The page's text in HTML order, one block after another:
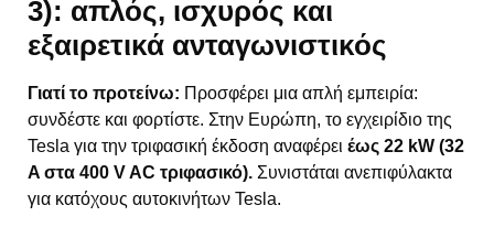
3): απλός, ισχυρός και
εξαιρετικά ανταγωνιστικός
Γιατί το προτείνω: Προσφέρει μια απλή εμπειρία:
συνδέστε και φορτίστε. Στην Ευρώπη, το εγχειρίδιο της
Tesla για την τριφασική έκδοση αναφέρει έως 22 kW (32
A στα 400 V AC τριφασικό). Συνιστάται ανεπιφύλακτα
για κατόχους αυτοκινήτων Tesla.